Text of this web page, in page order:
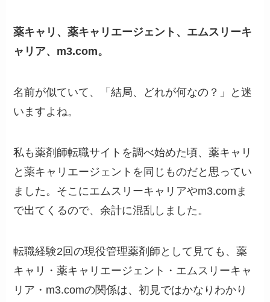
薬キャリ、薬キャリエージェント、エムスリーキ
ャリア、m3.com。
名前が似ていて、「結局、どれが何なの？」と迷
いますよね。
私も薬剤師転職サイトを調べ始めた頃、薬キャリ
と薬キャリエージェントを同じものだと思ってい
ました。そこにエムスリーキャリアやm3.comま
で出てくるので、余計に混乱しました。
転職経験2回の現役管理薬剤師として見ても、薬
キャリ・薬キャリエージェント・エムスリーキャ
リア・m3.comの関係は、初見ではかなりわかり